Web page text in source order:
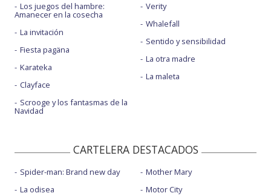
Los juegos del hambre:
Amanecer en la cosecha
La invitación
Fiesta pagäna
Karateka
Clayface
Scrooge y los fantasmas de la
Navidad
Verity
Whalefall
Sentido y sensibilidad
La otra madre
La maleta
CARTELERA DESTACADOS
Spider-man: Brand new day
La odisea
Mother Mary
Motor City